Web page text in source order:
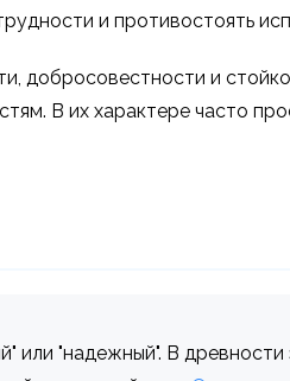
и противостоять
добросовестности и
В их характере часто
или "надежный". В